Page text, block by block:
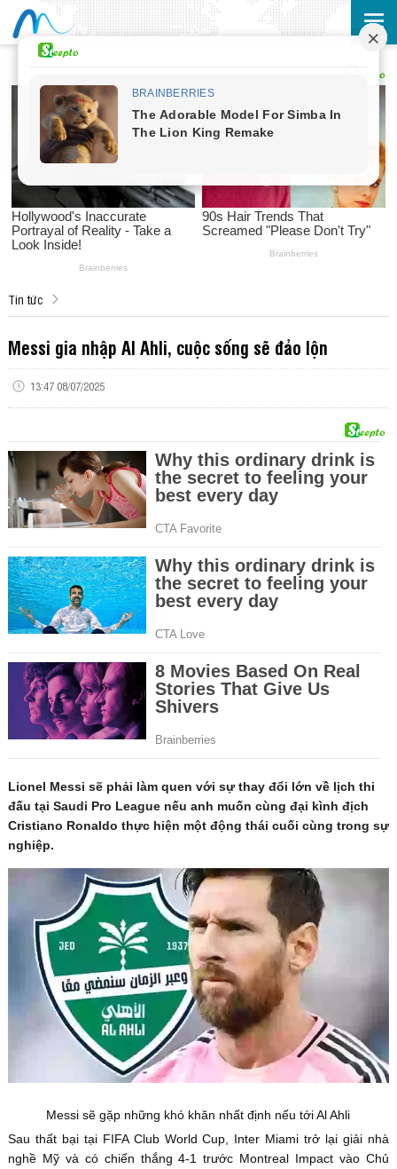
Tin tức
Messi gia nhập Al Ahli, cuộc sống sẽ đảo lộn
13:47 08/07/2025
Lionel Messi sẽ phải làm quen với sự thay đổi lớn về lịch thi
đấu tại Saudi Pro League nếu anh muốn cùng đại kình địch
Cristiano Ronaldo thực hiện một động thái cuối cùng trong sự
nghiệp.
Messi sẽ gặp những khó khăn nhất định nếu tới Al Ahli
Sau thất bại tại FIFA Club World Cup, Inter Miami trở lại giải nhà
nghề Mỹ và có chiến thắng 4-1 trước Montreal Impact vào Chủ